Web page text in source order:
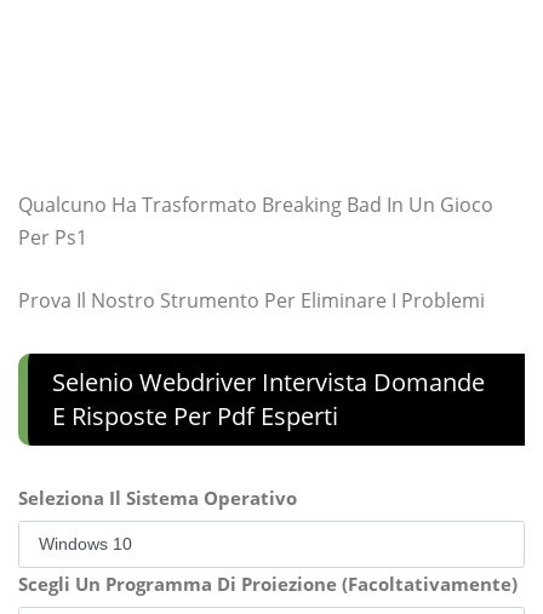
Qualcuno Ha Trasformato Breaking Bad In Un Gioco
Per Ps1
Prova Il Nostro Strumento Per Eliminare I Problemi
Selenio Webdriver Intervista Domande
E Risposte Per Pdf Esperti
Seleziona Il Sistema Operativo
Scegli Un Programma Di Proiezione (Facoltativamente)